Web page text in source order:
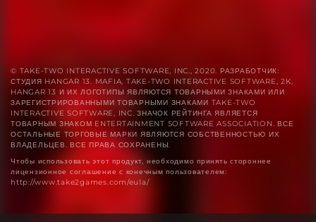
© TAKE-TWO INTERACTIVE SOFTWARE, INC., 2020. РАЗРАБОТЧИК:
СТУДИЯ HANGAR 13. MAFIA, TAKE-TWO INTERACTIVE SOFTWARE, 2K,
HANGAR 13 И ИХ ЛОГОТИПЫ ЯВЛЯЮТСЯ ТОВАРНЫМИ ЗНАКАМИ ИЛИ
ЗАРЕГИСТРИРОВАННЫМИ ТОВАРНЫМИ ЗНАКАМИ TAKE-TWO
INTERACTIVE SOFTWARE, INC. ЗНАЧОК РЕЙТИНГА ЯВЛЯЕТСЯ
ТОВАРНЫМ ЗНАКОМ ENTERTAINMENT SOFTWARE ASSOCIATION. ВСЕ
ОСТАЛЬНЫЕ ТОРГОВЫЕ МАРКИ ЯВЛЯЮТСЯ СОБСТВЕННОСТЬЮ ИХ
ВЛАДЕЛЬЦЕВ. ВСЕ ПРАВА СОХРАНЕНЫ.
Чтобы использовать этот продукт, необходимо принять стороннее
лицензионное соглашение с конечным пользователем:
http://www.take2games.com/eula/